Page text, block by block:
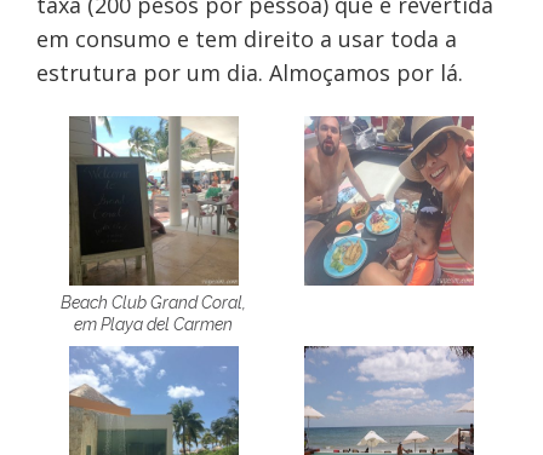
em consumo e tem direito a usar toda a
estrutura por um dia. Almoçamos por lá.
Beach Club Grand Coral,
em Playa del Carmen